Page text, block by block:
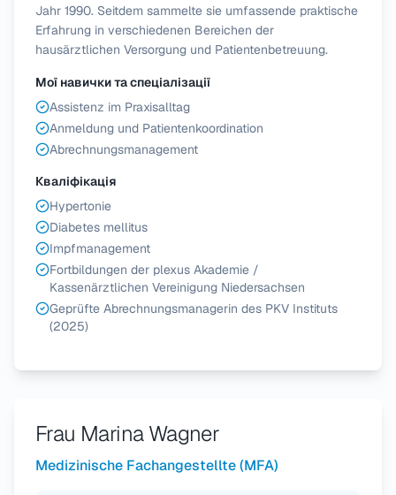
Jahr 1990. Seitdem sammelte sie umfassende praktische
Erfahrung in verschiedenen Bereichen der
hausärztlichen Versorgung und Patientenbetreuung.
Мої навички та спеціалізації
Assistenz im Praxisalltag
Anmeldung und Patientenkoordination
Abrechnungsmanagement
Кваліфікація
Hypertonie
Diabetes mellitus
Impfmanagement
Fortbildungen der plexus Akademie /
Kassenärztlichen Vereinigung Niedersachsen
Geprüfte Abrechnungsmanagerin des PKV Instituts
(2025)
Frau Marina Wagner
Medizinische Fachangestellte (MFA)